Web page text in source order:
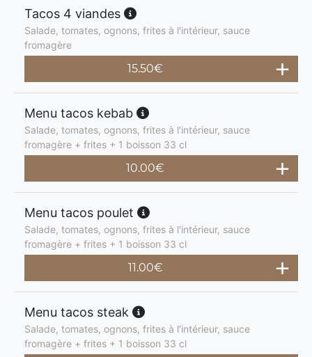
Tacos 4 viandes
Salade, tomates, ognons, frites à l'intérieur, sauce
fromagère
15.50€
Menu tacos kebab
Salade, tomates, ognons, frites à l'intérieur, sauce
fromagère + frites + 1 boisson 33 cl
10.00€
Menu tacos poulet
Salade, tomates, ognons, frites à l'intérieur, sauce
fromagère + frites + 1 boisson 33 cl
11.00€
Menu tacos steak
Salade, tomates, ognons, frites à l'intérieur, sauce
fromagère + frites + 1 boisson 33 cl